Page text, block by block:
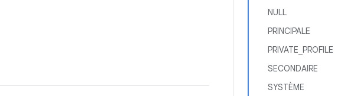
NULL
PRINCIPALE
PRIVATE_PROFILE
SECONDAIRE
SYSTÈME